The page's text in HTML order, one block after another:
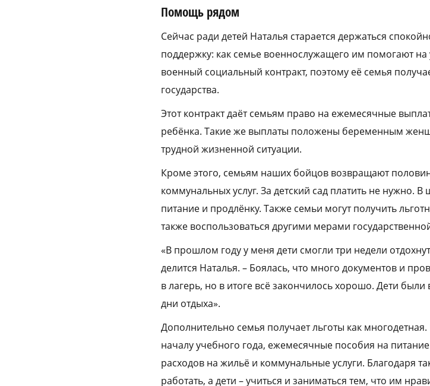
Помощь рядом
Сейчас ради детей Наталья старается держаться
поддержку: как семье военнослужащего им помогают
военный социальный контракт, поэтому её семья
государства.
Этот контракт даёт семьям право на ежемесячные
ребёнка. Такие же выплаты положены беременным
трудной жизненной ситуации.
Кроме этого, семьям наших бойцов возвращают
коммунальных услуг. За детский сад платить не нужно.
питание и продлёнку. Также семьи могут получить
также воспользоваться другими мерами
«В прошлом году у меня дети смогли три недели
делится Наталья. – Боялась, что много документов и
в лагерь, но в итоге всё закончилось хорошо. Дети
дни отдыха».
Дополнительно семья получает льготы как
началу учебного года, ежемесячные пособия на
расходов на жильё и коммунальные услуги. Благодаря
работать, а дети – учиться и заниматься тем, что им